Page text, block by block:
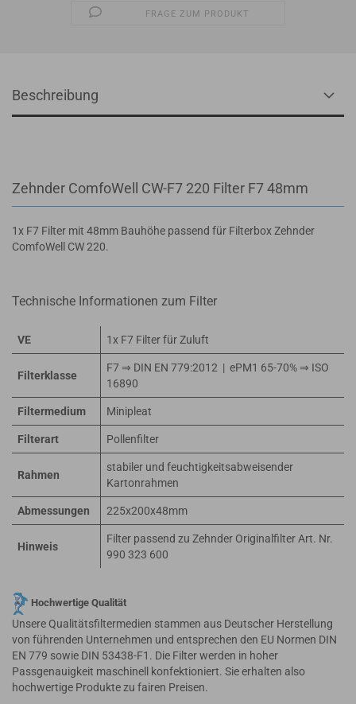
FRAGE ZUM PRODUKT
Beschreibung
Zehnder ComfoWell CW-F7 220 Filter F7 48mm
1x F7 Filter mit 48mm Bauhöhe passend für Filterbox Zehnder
ComfoWell CW 220.
Technische Informationen zum Filter
VE 1x F7 Filter für Zuluft
Filterklasse
F7 ⇒ DIN EN 779:2012 | ePM1 65-70% ⇒ ISO
16890
Filtermedium Minipleat
Filterart Pollenfilter
Rahmen
stabiler und feuchtigkeitsabweisender
Kartonrahmen
Abmessungen 225x200x48mm
Hinweis
Filter passend zu Zehnder Originalfilter Art. Nr.
990 323 600
Hochwertige Qualität
Unsere Qualitätsfiltermedien stammen aus Deutscher Herstellung
von führenden Unternehmen und entsprechen den EU Normen DIN
EN 779 sowie DIN 53438-F1. Die Filter werden in hoher
Passgenauigkeit maschinell konfektioniert. Sie erhalten also
hochwertige Produkte zu fairen Preisen.